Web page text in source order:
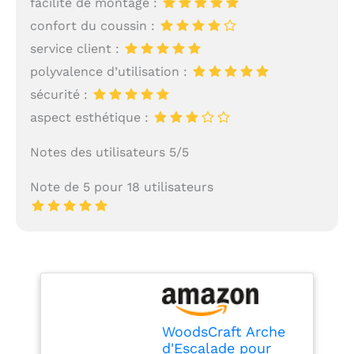
facilité de montage :
confort du coussin :
service client :
polyvalence d’utilisation :
sécurité :
aspect esthétique :
Notes des utilisateurs 5/5
Note de 5 pour 18 utilisateurs
WoodsCraft Arche
d'Escalade pour